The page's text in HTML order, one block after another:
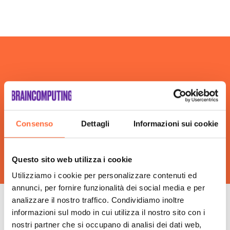
Consenso Dettagli Informazioni sui cookie
Questo sito web utilizza i cookie
Utilizziamo i cookie per personalizzare contenuti ed
annunci, per fornire funzionalità dei social media e per
analizzare il nostro traffico. Condividiamo inoltre
informazioni sul modo in cui utilizza il nostro sito con i
nostri partner che si occupano di analisi dei dati web,
Gestione Social Media Caltanissetta
Realizzazione Siti Web Caltanissetta
Realizzazione Siti Wordpress Caltanissetta
Social Media Advertising Caltanissetta
Sviluppo Ecommerce Caltanissetta
Le fasi della nostra